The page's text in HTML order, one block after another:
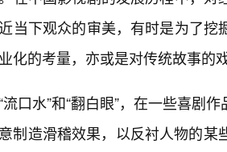
当下观众的审美，有时是为了
化的考量，亦或是对传统故事的
流口水”和“翻白眼”，在一些喜剧
制造滑稽效果，以反衬人物的